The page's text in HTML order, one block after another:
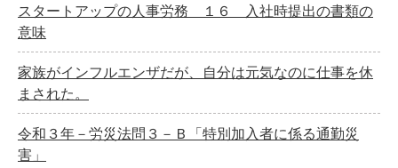
スタートアップの人事労務 １６ 入社時提出の書類の
意味
家族がインフルエンザだが、自分は元気なのに仕事を休
まされた。
令和３年－労災法問３－Ｂ「特別加入者に係る通勤災
害」